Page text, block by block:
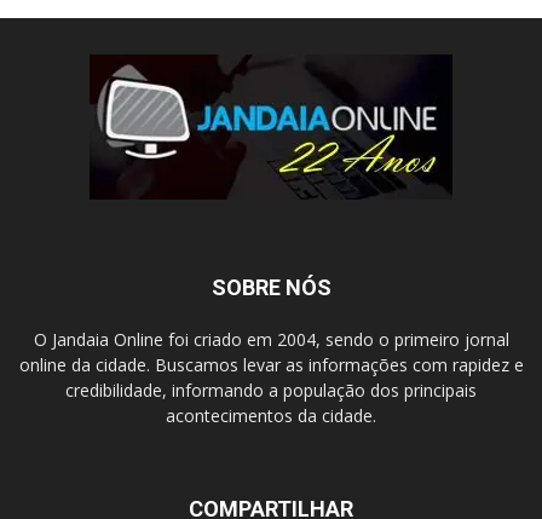
SOBRE NÓS
O Jandaia Online foi criado em 2004, sendo o primeiro jornal
online da cidade. Buscamos levar as informações com rapidez e
credibilidade, informando a população dos principais
acontecimentos da cidade.
COMPARTILHAR